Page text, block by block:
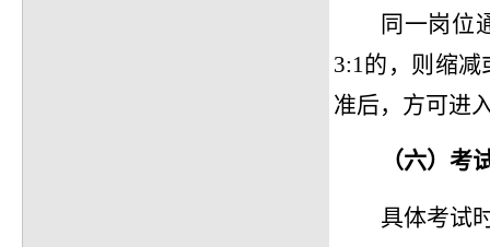
同一岗位
3:1的，则缩
准后，方可进
（六） 考
具体考试